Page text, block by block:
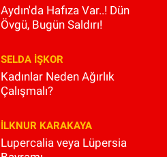
Aydın'da Hafıza Var..! Dün
Övgü, Bugün Saldırı!
SELDA İŞKOR
Kadınlar Neden Ağırlık
Çalışmalı?
İLKNUR KARAKAYA
Lupercalia veya Lüpersia